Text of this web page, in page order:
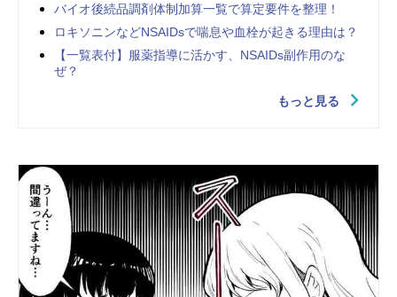
バイオ後続品調剤体制加算一覧で算定要件を整理！
ロキソニンなどNSAIDsで喘息や血栓が起きる理由は？
【一覧表付】服薬指導に活かす、NSAIDs副作用のな
ぜ？
もっと見る